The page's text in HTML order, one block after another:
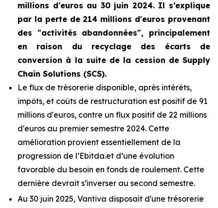
millions d'euros au 30 juin 2024. Il s’explique
par la perte de 214 millions d'euros provenant
des "activités abandonnées", principalement
en raison du recyclage des écarts de
conversion à la suite de la cession de Supply
Chain Solutions (SCS).
Le flux de trésorerie disponible, après intérêts,
impôts, et coûts de restructuration est positif de 91
millions d'euros, contre un flux positif de 22 millions
d'euros au premier semestre 2024. Cette
amélioration provient essentiellement de la
progression de l’Ebitda.et d’une évolution
favorable du besoin en fonds de roulement. Cette
dernière devrait s’inverser au second semestre.
Au 30 juin 2025, Vantiva disposait d'une trésorerie